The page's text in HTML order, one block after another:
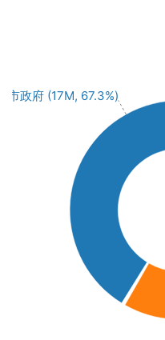
市政府 (17M, 67.3%)